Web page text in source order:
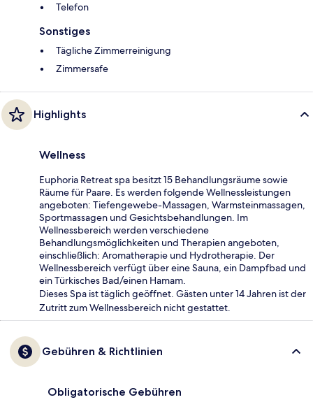
Telefon
Sonstiges
Tägliche Zimmerreinigung
Zimmersafe
Highlights
Wellness
Euphoria Retreat spa besitzt 15 Behandlungsräume sowie
Räume für Paare. Es werden folgende Wellnessleistungen
angeboten: Tiefengewebe-Massagen, Warmsteinmassagen,
Sportmassagen und Gesichtsbehandlungen. Im
Wellnessbereich werden verschiedene
Behandlungsmöglichkeiten und Therapien angeboten,
einschließlich: Aromatherapie und Hydrotherapie. Der
Wellnessbereich verfügt über eine Sauna, ein Dampfbad und
ein Türkisches Bad/einen Hamam.
Dieses Spa ist täglich geöffnet. Gästen unter 14 Jahren ist der
Zutritt zum Wellnessbereich nicht gestattet.
Gebühren & Richtlinien
Obligatorische Gebühren